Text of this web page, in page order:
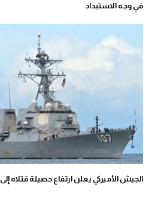
في وجه الاستبداد
الجيش الأميركي يعلن ارتفاع حصيلة قتلاه إلى 4 منذ بدء الحرب على ايران